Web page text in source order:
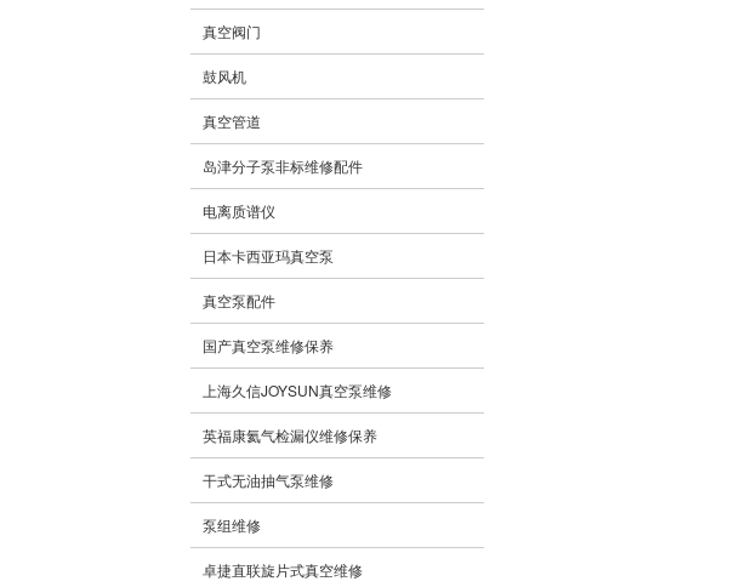
真空阀门
鼓风机
真空管道
岛津分子泵非标维修配件
电离质谱仪
日本卡西亚玛真空泵
真空泵配件
国产真空泵维修保养
上海久信JOYSUN真空泵维修
英福康氦气检漏仪维修保养
干式无油抽气泵维修
泵组维修
卓捷直联旋片式真空维修